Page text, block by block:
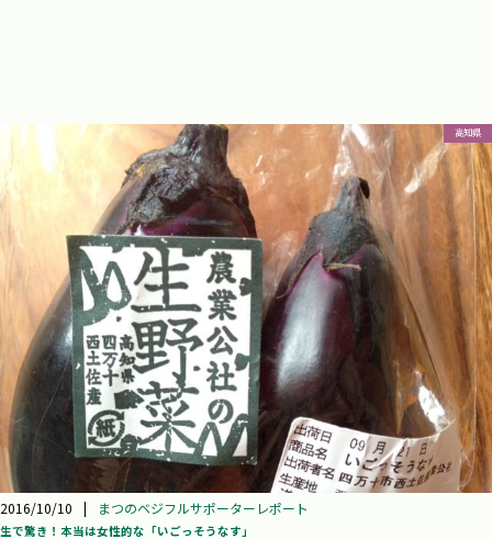
高知県
2016/10/10 | まつのベジフルサポーターレポート
生で驚き！本当は女性的な「いごっそうなす」